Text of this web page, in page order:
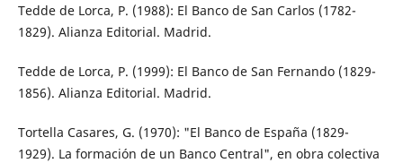
Tedde de Lorca, P. (1988): El Banco de San Carlos (1782-
1829). Alianza Editorial. Madrid.
Tedde de Lorca, P. (1999): El Banco de San Fernando (1829-
1856). Alianza Editorial. Madrid.
Tortella Casares, G. (1970): "El Banco de España (1829-
1929). La formación de un Banco Central", en obra colectiva